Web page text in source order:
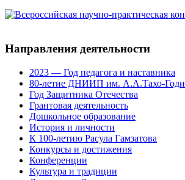
Направления деятельности
2023 — Год педагога и наставника
80-летие ДНИИП им. А.А.Тахо-Годи
Год Защитника Отечества
Грантовая деятельность
Дошкольное образование
История и личности
К 100-летию Расула Гамзатова
Конкурсы и достижения
Конференции
Культура и традиции